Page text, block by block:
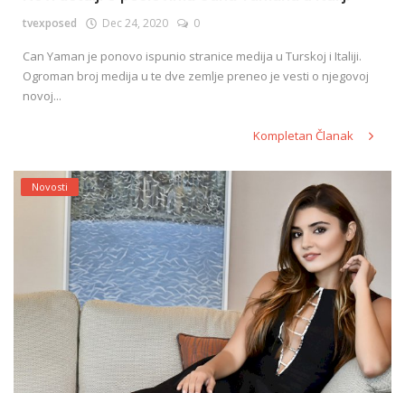
tvexposed Dec 24, 2020 0
Can Yaman je ponovo ispunio stranice medija u Turskoj i Italiji.
Ogroman broj medija u te dve zemlje preneo je vesti o njegovoj
novoj...
Kompletan Članak
Novosti